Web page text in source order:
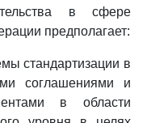
в сфере
предполагает:
стандартизации в
соглашениями и
в области